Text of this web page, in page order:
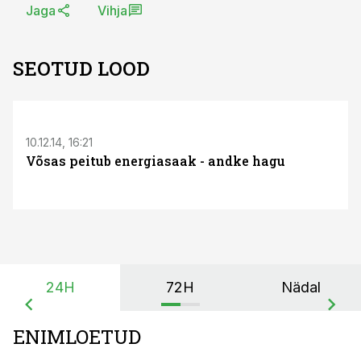
Jaga Vihja
SEOTUD LOOD
10.12.14, 16:21
Võsas peitub energiasaak - andke hagu
24H 72H Nädal
ENIMLOETUD